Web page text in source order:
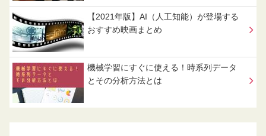
【2021年版】AI（人工知能）が登場する
おすすめ映画まとめ
機械学習にすぐに使える！時系列データ
とその分析方法とは